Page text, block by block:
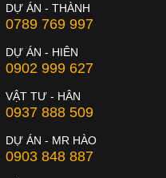
DỰ ÁN - THÀNH
0789 769 997
DỰ ÁN - HIÊN
0902 999 627
VẬT TƯ - HÂN
0937 888 509
DỰ ÁN - MR HÀO
0903 848 887